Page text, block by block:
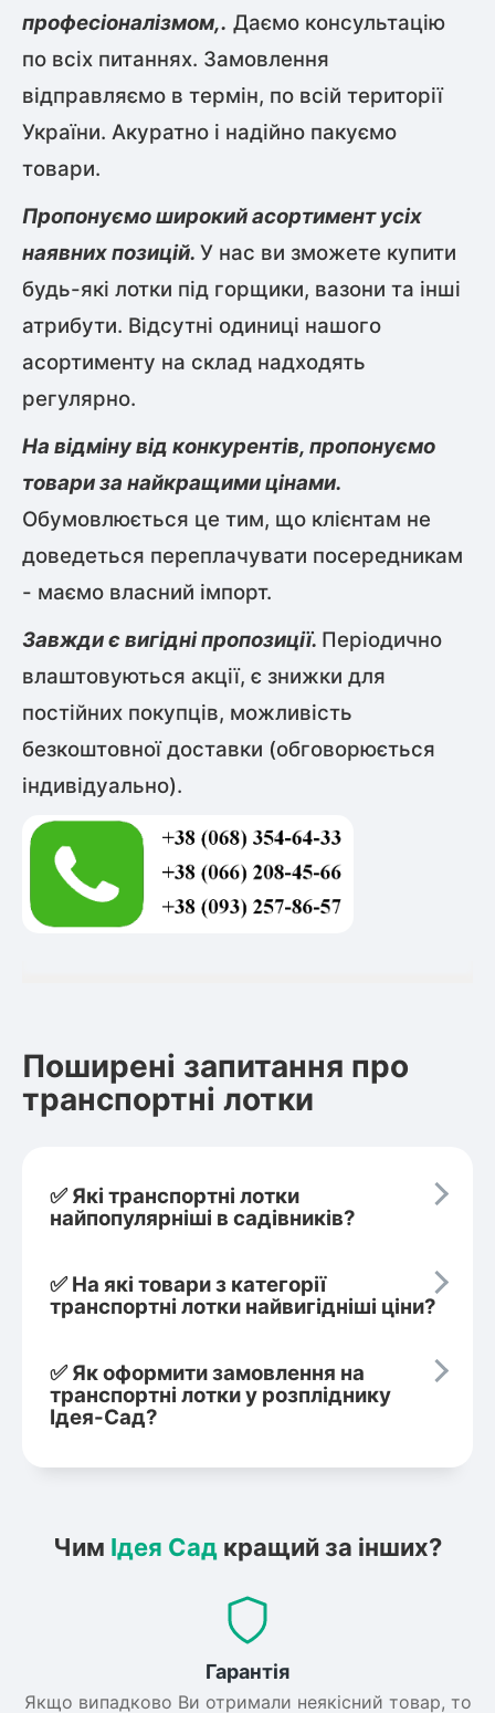
професіоналізмом,. Даємо консультацію
по всіх питаннях. Замовлення
відправляємо в термін, по всій території
України. Акуратно і надійно пакуємо
товари.
Пропонуємо широкий асортимент усіх
наявних позицій. У нас ви зможете купити
будь-які лотки під горщики, вазони та інші
атрибути. Відсутні одиниці нашого
асортименту на склад надходять
регулярно.
На відміну від конкурентів, пропонуємо
товари за найкращими цінами.
Обумовлюється це тим, що клієнтам не
доведеться переплачувати посередникам
- маємо власний імпорт.
Завжди є вигідні пропозиції. Періодично
влаштовуються акції, є знижки для
постійних покупців, можливість
безкоштовної доставки (обговорюється
індивідуально).
Поширені запитання про
транспортні лотки
✅ Які транспортні лотки
найпопулярніші в садівників?
✅ На які товари з категорії
транспортні лотки найвигідніші ціни?
✅ Як оформити замовлення на
транспортні лотки у розпліднику
Ідея-Сад?
Чим Ідея Сад кращий за інших?
Гарантія
Якщо випадково Ви отримали неякісний товар, то